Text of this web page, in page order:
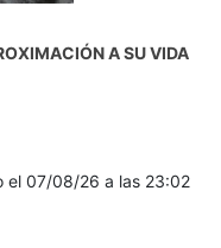
A SU VIDA
el 07/08/26 a las 23:02